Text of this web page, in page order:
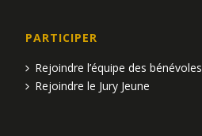
PARTICIPER
Rejoindre l’équipe des bénévoles
Rejoindre le Jury Jeune